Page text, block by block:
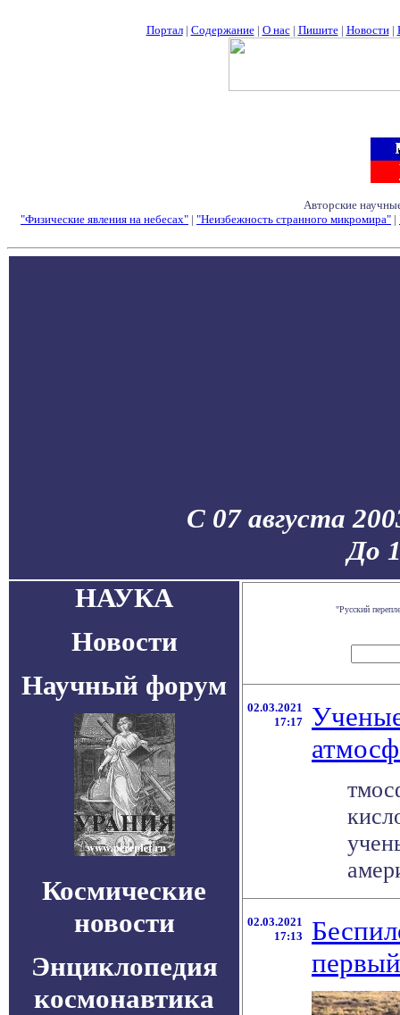
Портал| Содержание| О нас| Пишите| Новости|
Авторские
"Физические явления на небесах" | "Неизбежность странного микромира" |
С 07 августа
До
НАУКА
Новости
Научный форум
Космические
новости
Энциклопедия
космонавтика
"Русский
02.03.2021
17:17
02.03.2021
17:13